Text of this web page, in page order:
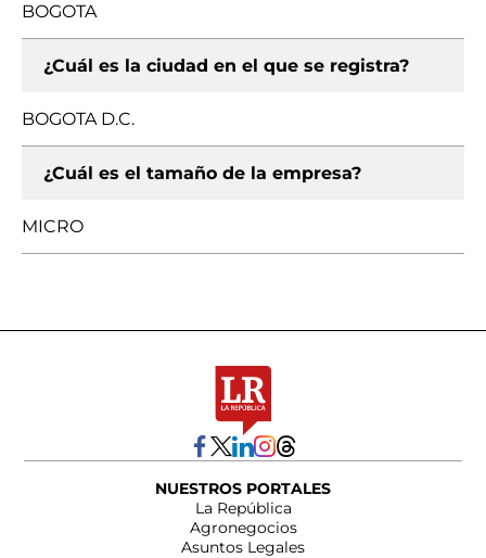
BOGOTA
¿Cuál es la ciudad en el que se registra?
BOGOTA D.C.
¿Cuál es el tamaño de la empresa?
MICRO
NUESTROS PORTALES
La República
Agronegocios
Asuntos Legales